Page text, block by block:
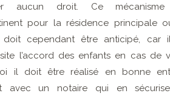
aucun droit. Ce
pour la résidence principale
cependant être anticipé, car
l’accord des enfants en cas de
il doit être réalisé en bonne
avec un notaire qui en